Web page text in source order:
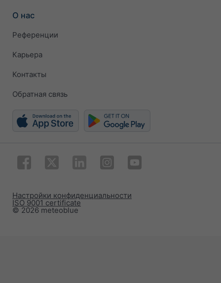
О нас
Референции
Карьера
Контакты
Обратная связь
© 2026 meteoblue
ISO 9001 certificate
Настройки конфиденциальности